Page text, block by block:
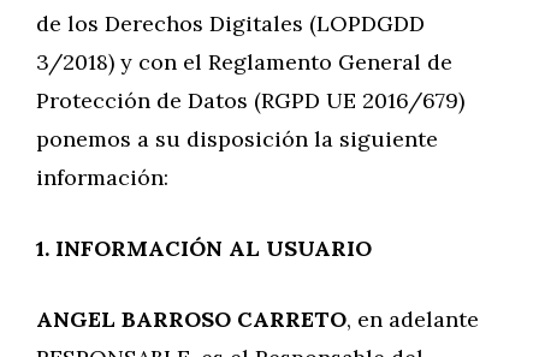
de los Derechos Digitales (LOPDGDD
3/2018) y con el Reglamento General de
Protección de Datos (RGPD UE 2016/679)
ponemos a su disposición la siguiente
información:
1. INFORMACIÓN AL USUARIO
ANGEL BARROSO CARRETO, en adelante